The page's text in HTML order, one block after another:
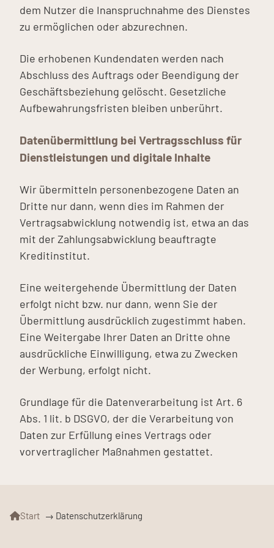
dem Nutzer die Inanspruchnahme des Dienstes
zu ermöglichen oder abzurechnen.
Die erhobenen Kundendaten werden nach
Abschluss des Auftrags oder Beendigung der
Geschäftsbeziehung gelöscht. Gesetzliche
Aufbewahrungsfristen bleiben unberührt.
Datenübermittlung bei Vertragsschluss für
Dienstleistungen und digitale Inhalte
Wir übermitteln personenbezogene Daten an
Dritte nur dann, wenn dies im Rahmen der
Vertragsabwicklung notwendig ist, etwa an das
mit der Zahlungsabwicklung beauftragte
Kreditinstitut.
Eine weitergehende Übermittlung der Daten
erfolgt nicht bzw. nur dann, wenn Sie der
Übermittlung ausdrücklich zugestimmt haben.
Eine Weitergabe Ihrer Daten an Dritte ohne
ausdrückliche Einwilligung, etwa zu Zwecken
der Werbung, erfolgt nicht.
Grundlage für die Datenverarbeitung ist Art. 6
Abs. 1 lit. b DSGVO, der die Verarbeitung von
Daten zur Erfüllung eines Vertrags oder
vorvertraglicher Maßnahmen gestattet.
Start → Datenschutzerklärung